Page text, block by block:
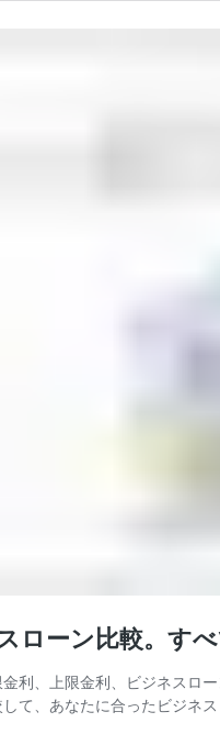
ローン比較。す
利、上限金利、ビジネスロ
て、あなたに合ったビジネ